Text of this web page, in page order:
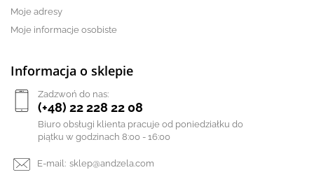
Moje adresy
Moje informacje osobiste
Informacja o sklepie
Zadzwoń do nas:
(+48) 22 228 22 08
Biuro obsługi klienta pracuje od poniedziałku do
piątku w godzinach 8:00 - 16:00
E-mail: sklep@andzela.com